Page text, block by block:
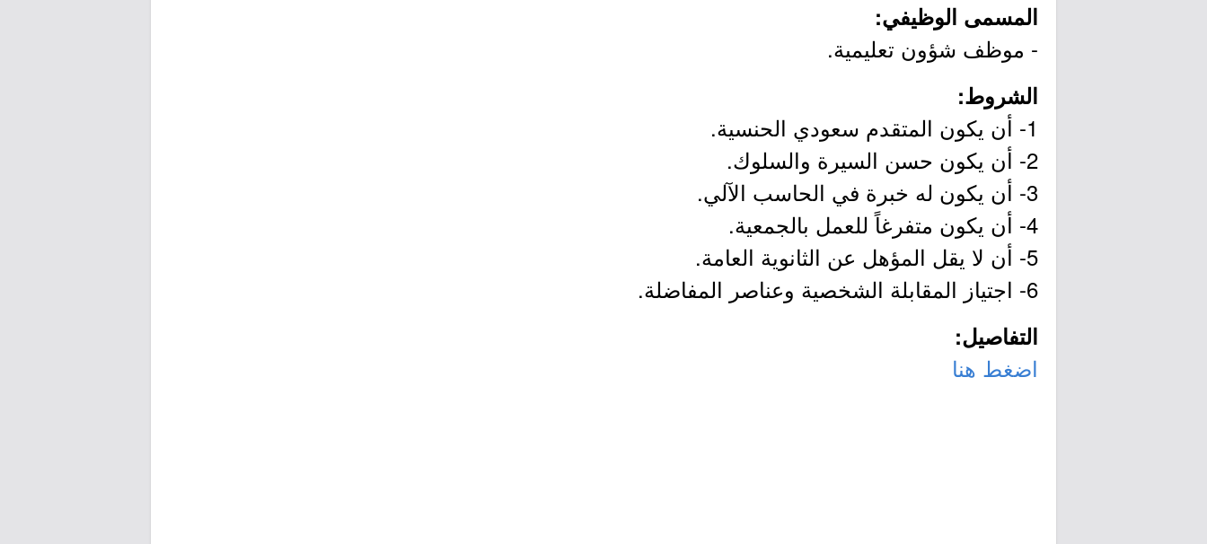
المسمى الوظيفي:
- موظف شؤون تعليمية.
الشروط:
1- أن يكون المتقدم سعودي الحنسية.
2- أن يكون حسن السيرة والسلوك.
3- أن يكون له خبرة في الحاسب الآلي.
4- أن يكون متفرغاً للعمل بالجمعية.
5- أن لا يقل المؤهل عن الثانوية العامة.
6- اجتياز المقابلة الشخصية وعناصر المفاضلة.
التفاصيل:
اضغط هنا